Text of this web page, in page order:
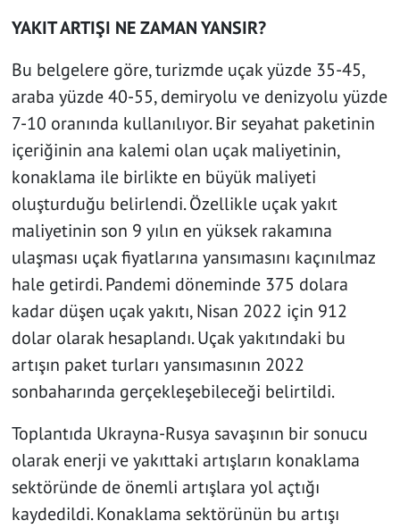
YAKIT ARTIŞI NE ZAMAN YANSIR?
Bu belgelere göre, turizmde uçak yüzde 35-45,
araba yüzde 40-55, demiryolu ve denizyolu yüzde
7-10 oranında kullanılıyor. Bir seyahat paketinin
içeriğinin ana kalemi olan uçak maliyetinin,
konaklama ile birlikte en büyük maliyeti
oluşturduğu belirlendi. Özellikle uçak yakıt
maliyetinin son 9 yılın en yüksek rakamına
ulaşması uçak fiyatlarına yansımasını kaçınılmaz
hale getirdi. Pandemi döneminde 375 dolara
kadar düşen uçak yakıtı, Nisan 2022 için 912
dolar olarak hesaplandı. Uçak yakıtındaki bu
artışın paket turları yansımasının 2022
sonbaharında gerçekleşebileceği belirtildi.
Toplantıda Ukrayna-Rusya savaşının bir sonucu
olarak enerji ve yakıttaki artışların konaklama
sektöründe de önemli artışlara yol açtığı
kaydedildi. Konaklama sektörünün bu artışı